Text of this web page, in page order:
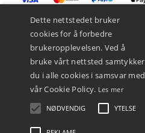
Dette nettstedet bruker
cookies for å forbedre
brukeropplevelsen. Ved å
bruke vårt nettsted samtykker
du i alle cookies i samsvar med
vår Cookie Policy. Les mer
NØDVENDIG YTELSE